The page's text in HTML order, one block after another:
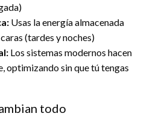
Usas la energía almacenada
(tardes y noches)
Los sistemas modernos hacen
optimizando sin que tú tengas
todo